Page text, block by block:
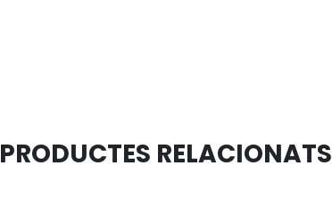
PRODUCTES RELACIONATS